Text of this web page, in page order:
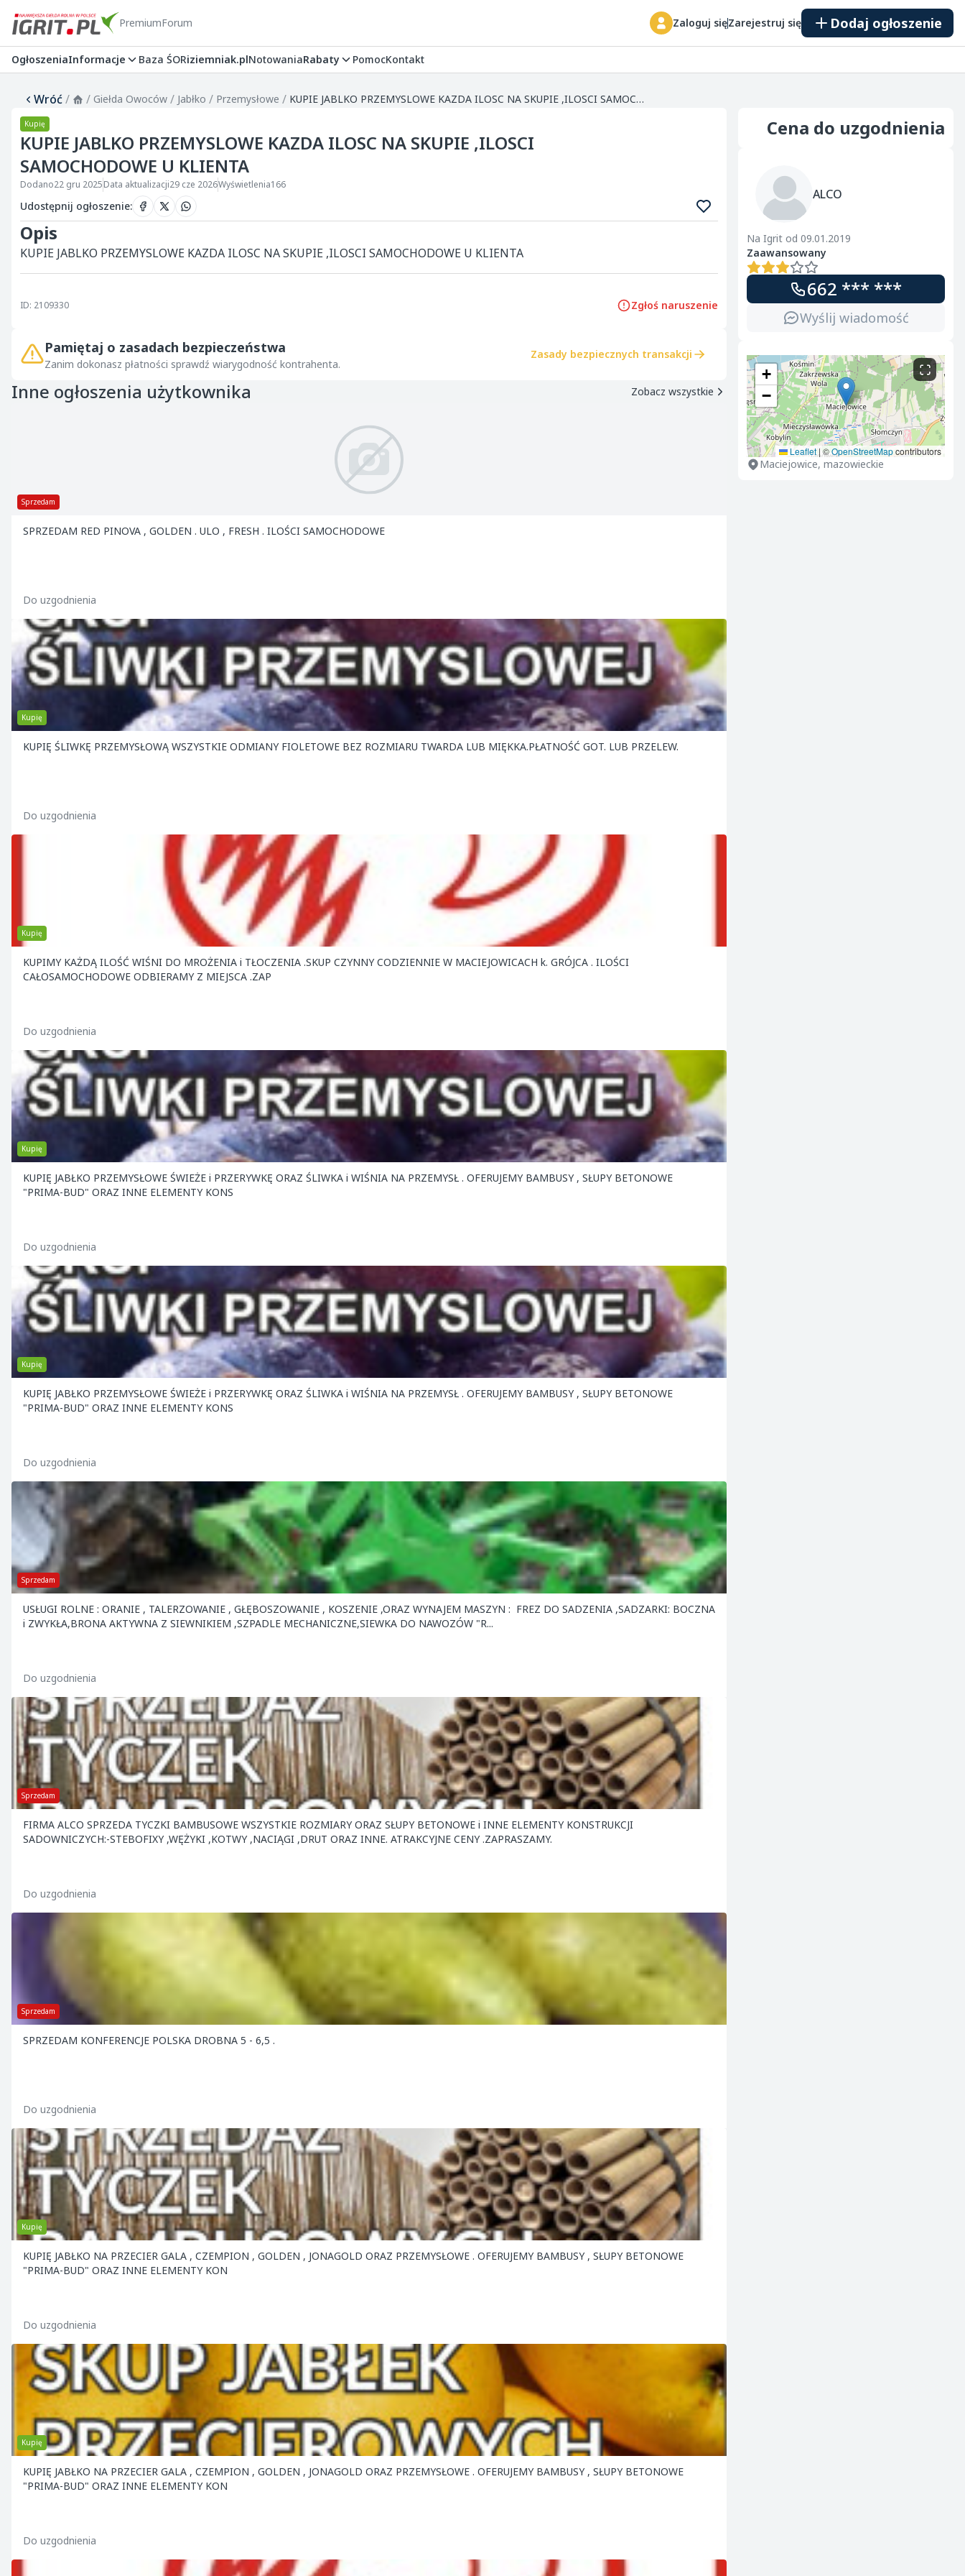
PremiumForum Zaloguj sięZarejestruj się Dodaj ogłoszenie
OgłoszeniaInformacje Baza ŚORiziemniak.plNotowaniaRabaty PomocKontakt
Wróć/ / Giełda Owoców / Jabłko / Przemysłowe / KUPIE JABLKO PRZEMYSLOWE KAZDA ILOSC NA SKUPIE ,ILOSCI SAMOCHODOWE U KLIENTA
Kupię
KUPIE JABLKO PRZEMYSLOWE KAZDA ILOSC NA SKUPIE ,ILOSCI
SAMOCHODOWE U KLIENTA
Dodano22 gru 2025Data aktualizacji29 cze 2026Wyświetlenia166
Udostępnij ogłoszenie:
Opis
KUPIE JABLKO PRZEMYSLOWE KAZDA ILOSC NA SKUPIE ,ILOSCI SAMOCHODOWE U KLIENTA
ID: 2109330 Zgłoś naruszenie
Pamiętaj o zasadach bezpieczeństwa
Zanim dokonasz płatności sprawdź wiarygodność kontrahenta.
Zasady bezpiecznych transakcji
Inne ogłoszenia użytkownika Zobacz wszystkie
Sprzedam
SPRZEDAM RED PINOVA , GOLDEN . ULO , FRESH . ILOŚCI SAMOCHODOWE
Do uzgodnienia
Kupię
KUPIĘ ŚLIWKĘ PRZEMYSŁOWĄ WSZYSTKIE ODMIANY FIOLETOWE BEZ ROZMIARU TWARDA LUB MIĘKKA.PŁATNOŚĆ GOT. LUB PRZELEW.
Do uzgodnienia
Kupię
KUPIMY KAŻDĄ ILOŚĆ WIŚNI DO MROŻENIA i TŁOCZENIA .SKUP CZYNNY CODZIENNIE W MACIEJOWICACH k. GRÓJCA . ILOŚCI
CAŁOSAMOCHODOWE ODBIERAMY Z MIEJSCA .ZAP
Do uzgodnienia
Kupię
KUPIĘ JABŁKO PRZEMYSŁOWE ŚWIEŻE i PRZERYWKĘ ORAZ ŚLIWKA i WIŚNIA NA PRZEMYSŁ . OFERUJEMY BAMBUSY , SŁUPY BETONOWE
"PRIMA-BUD" ORAZ INNE ELEMENTY KONS
Do uzgodnienia
Kupię
KUPIĘ JABŁKO PRZEMYSŁOWE ŚWIEŻE i PRZERYWKĘ ORAZ ŚLIWKA i WIŚNIA NA PRZEMYSŁ . OFERUJEMY BAMBUSY , SŁUPY BETONOWE
"PRIMA-BUD" ORAZ INNE ELEMENTY KONS
Do uzgodnienia
Sprzedam
USŁUGI ROLNE : ORANIE , TALERZOWANIE , GŁĘBOSZOWANIE , KOSZENIE ,ORAZ WYNAJEM MASZYN : FREZ DO SADZENIA ,SADZARKI: BOCZNA
i ZWYKŁA,BRONA AKTYWNA Z SIEWNIKIEM ,SZPADLE MECHANICZNE,SIEWKA DO NAWOZÓW "R...
Do uzgodnienia
Sprzedam
FIRMA ALCO SPRZEDA TYCZKI BAMBUSOWE WSZYSTKIE ROZMIARY ORAZ SŁUPY BETONOWE i INNE ELEMENTY KONSTRUKCJI
SADOWNICZYCH:-STEBOFIXY ,WĘŻYKI ,KOTWY ,NACIĄGI ,DRUT ORAZ INNE. ATRAKCYJNE CENY .ZAPRASZAMY.
Do uzgodnienia
Sprzedam
SPRZEDAM KONFERENCJE POLSKA DROBNA 5 - 6,5 .
Do uzgodnienia
Kupię
KUPIĘ JABŁKO NA PRZECIER GALA , CZEMPION , GOLDEN , JONAGOLD ORAZ PRZEMYSŁOWE . OFERUJEMY BAMBUSY , SŁUPY BETONOWE
"PRIMA-BUD" ORAZ INNE ELEMENTY KON
Do uzgodnienia
Kupię
KUPIĘ JABŁKO NA PRZECIER GALA , CZEMPION , GOLDEN , JONAGOLD ORAZ PRZEMYSŁOWE . OFERUJEMY BAMBUSY , SŁUPY BETONOWE
"PRIMA-BUD" ORAZ INNE ELEMENTY KON
Do uzgodnienia
Cena do uzgodnienia
ALCO
Na Igrit od 09.01.2019
Zaawansowany
662 *** ***
Wyślij wiadomość
+
−
Leaflet | ©OpenStreetMapcontributors
Maciejowice, mazowieckie